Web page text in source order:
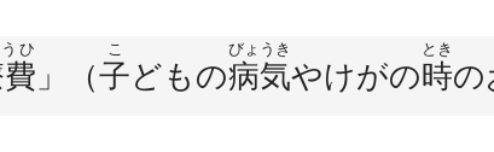
ひ
」（子
こ
どもの病気
びょうき
やけがの時
とき
の